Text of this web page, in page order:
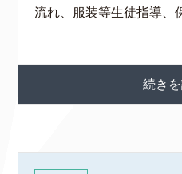
流れ、服装等生徒指導、
続き